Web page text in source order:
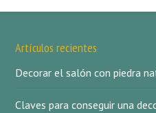
Artículos recientes
Decorar el salón con piedra
Claves para conseguir una